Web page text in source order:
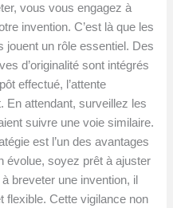
vous vous engagez à
invention. C’est là que les
jouent un rôle essentiel. Des
d’originalité sont intégrés
effectué, l’attente
En attendant, surveillez les
suivre une voie similaire.
est l’un des avantages
évolue, soyez prêt à ajuster
breveter une invention, il
flexible. Cette vigilance non